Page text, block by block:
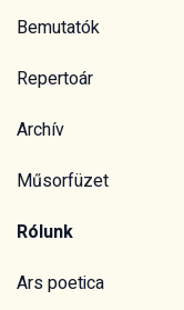
Bemutatók
Repertoár
Archív
Műsorfüzet
Rólunk
Ars poetica